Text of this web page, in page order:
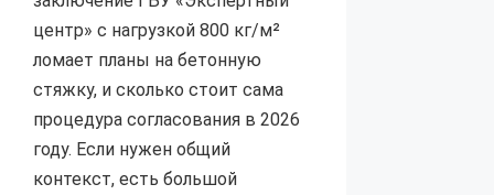
центр» с нагрузкой 800 кг/м²
ломает планы на бетонную
стяжку, и сколько стоит сама
процедура согласования в 2026
году. Если нужен общий
контекст, есть большой